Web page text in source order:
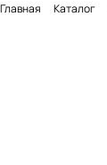
Главная Каталог